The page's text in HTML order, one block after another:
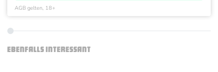
AGB gelten, 18+
EBENFALLS INTERESSANT